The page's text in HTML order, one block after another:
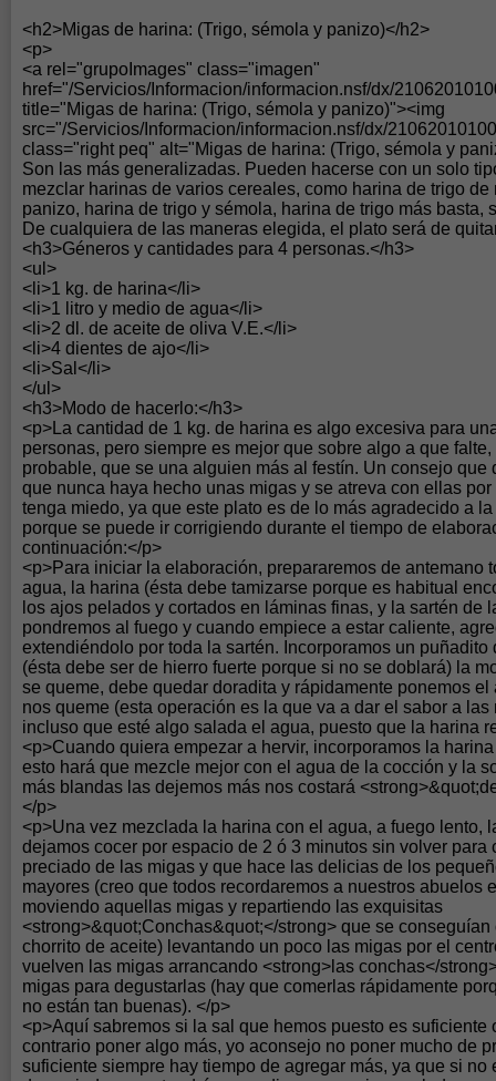
<h2>Migas de harina: (Trigo, sémola y panizo)</h2>
<p>
<a rel="grupoImages" class="imagen"
href="/Servicios/Informacion/informacion.nsf/dx/
title="Migas de harina: (Trigo, sémola y panizo)"><img
src="/Servicios/Informacion/informacion.nsf/dx/
class="right peq" alt="Migas de harina: (Trigo, sémola y
Son las más generalizadas. Pueden hacerse con un solo
mezclar harinas de varios cereales, como harina de trigo
panizo, harina de trigo y sémola, harina de trigo más basta,
De cualquiera de las maneras elegida, el plato será de
<h3>Géneros y cantidades para 4 personas.</h3>
<ul>
<li>1 kg. de harina</li>
<li>1 litro y medio de agua</li>
<li>2 dl. de aceite de oliva V.E.</li>
<li>4 dientes de ajo</li>
<li>Sal</li>
</ul>
<h3>Modo de hacerlo:</h3>
<p>La cantidad de 1 kg. de harina es algo excesiva para
personas, pero siempre es mejor que sobre algo a que
probable, que se una alguien más al festín. Un consejo que
que nunca haya hecho unas migas y se atreva con ellas
tenga miedo, ya que este plato es de lo más agradecido a
porque se puede ir corrigiendo durante el tiempo de
continuación:</p>
<p>Para iniciar la elaboración, prepararemos de antemano
agua, la harina (ésta debe tamizarse porque es habitual
los ajos pelados y cortados en láminas finas, y la sartén de
pondremos al fuego y cuando empiece a estar caliente,
extendiéndolo por toda la sartén. Incorporamos un puñadito
(ésta debe ser de hierro fuerte porque si no se doblará) la
se queme, debe quedar doradita y rápidamente ponemos el
nos queme (esta operación es la que va a dar el sabor a las
incluso que esté algo salada el agua, puesto que la harina
<p>Cuando quiera empezar a hervir, incorporamos la
esto hará que mezcle mejor con el agua de la cocción y la
más blandas las dejemos más nos costará
</p>
<p>Una vez mezclada la harina con el agua, a fuego lento,
dejamos cocer por espacio de 2 ó 3 minutos sin volver para
preciado de las migas y que hace las delicias de los
mayores (creo que todos recordaremos a nuestros abuelos
moviendo aquellas migas y repartiendo las exquisitas
<strong>&quot;Conchas&quot;</strong> que se
chorrito de aceite) levantando un poco las migas por el
vuelven las migas arrancando <strong>las conchas</
migas para degustarlas (hay que comerlas rápidamente
no están tan buenas). </p>
<p>Aquí sabremos si la sal que hemos puesto es suficiente
contrario poner algo más, yo aconsejo no poner mucho de
suficiente siempre hay tiempo de agregar más, ya que si no